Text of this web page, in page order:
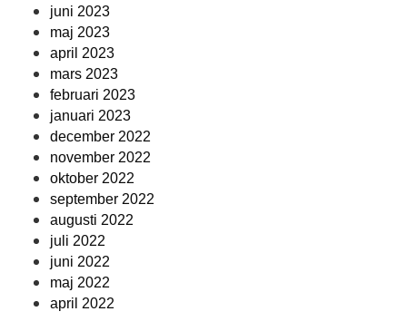
juni 2023
maj 2023
april 2023
mars 2023
februari 2023
januari 2023
december 2022
november 2022
oktober 2022
september 2022
augusti 2022
juli 2022
juni 2022
maj 2022
april 2022